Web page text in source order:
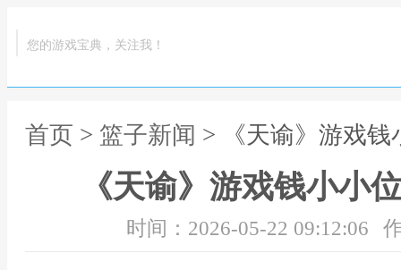
您的游戏宝典，关注我！
首页 > 篮子新闻 > 《天谕》游戏
《天谕》游戏钱小小
时间：2026-05-22 09:12:06